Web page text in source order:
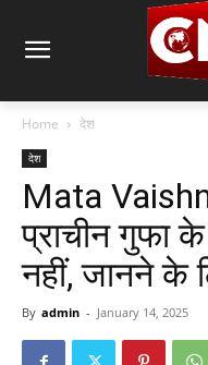
Home देश
देश
Mata
प्राचीन गुफा
नहीं, जानने के
By admin - January 14, 2025